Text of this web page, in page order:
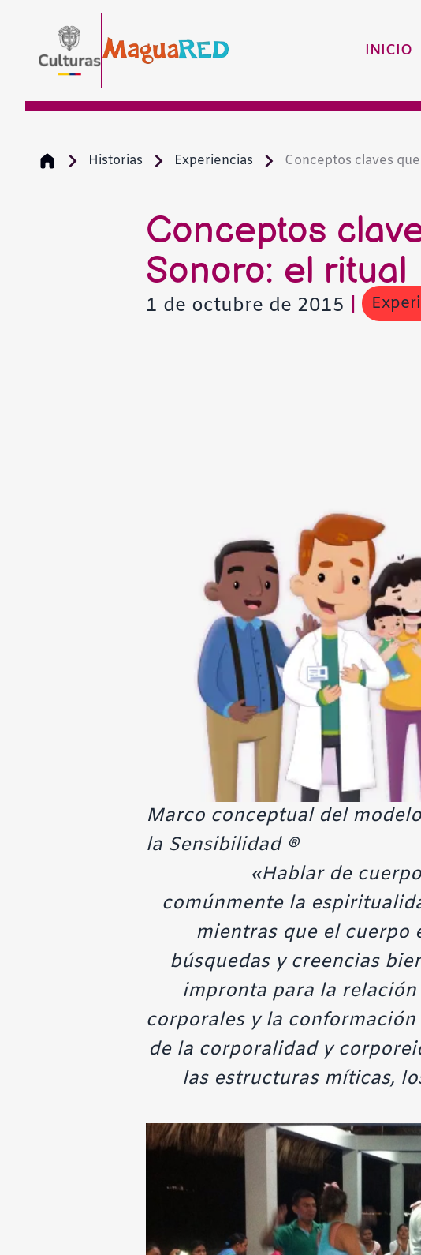
INICIO
Historias Experiencias Conceptos claves
Conceptos
Sonoro: el ritual
1 de octubre de 2015
Marco conceptual del
la Sensibilidad ®
«Hablar de
comúnmente la
mientras que el cuerpo
búsquedas y creencias
impronta para la
corporales y la
de la corporalidad y
las estructuras míticas,